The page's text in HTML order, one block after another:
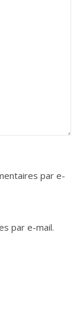
par e-
par e-mail.